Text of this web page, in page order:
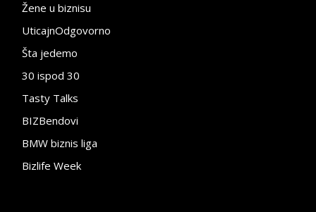
Žene u biznisu
UticajnOdgovorno
Šta jedemo
30 ispod 30
Tasty Talks
BIZBendovi
BMW biznis liga
Bizlife Week